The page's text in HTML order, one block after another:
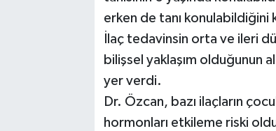
erken de tanı
İlaç tedavinsin orta ve ileri
bilişsel yaklaşım olduğunun
yer verdi.
Dr. Özcan, bazı ilaçların
hormonları etkileme riski